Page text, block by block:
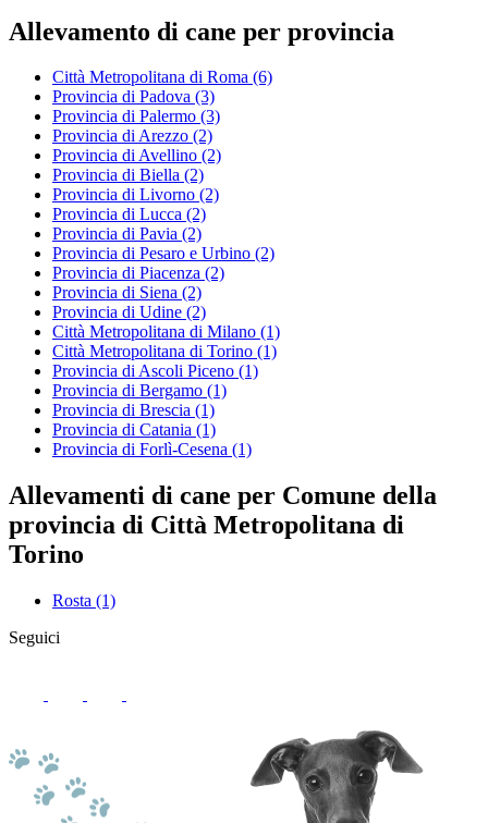
Allevamento di cane per provincia
Città Metropolitana di Roma (6)
Provincia di Padova (3)
Provincia di Palermo (3)
Provincia di Arezzo (2)
Provincia di Avellino (2)
Provincia di Biella (2)
Provincia di Livorno (2)
Provincia di Lucca (2)
Provincia di Pavia (2)
Provincia di Pesaro e Urbino (2)
Provincia di Piacenza (2)
Provincia di Siena (2)
Provincia di Udine (2)
Città Metropolitana di Milano (1)
Città Metropolitana di Torino (1)
Provincia di Ascoli Piceno (1)
Provincia di Bergamo (1)
Provincia di Brescia (1)
Provincia di Catania (1)
Provincia di Forlì-Cesena (1)
Allevamenti di cane per Comune della
provincia di Città Metropolitana di
Torino
Rosta (1)
Seguici